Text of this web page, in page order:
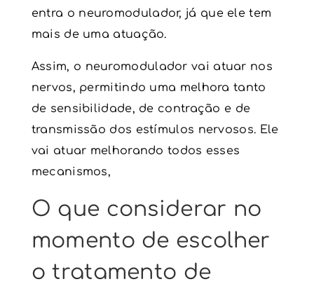
entra o neuromodulador, já que ele tem
mais de uma atuação.
Assim, o neuromoduladorvai atuar nos
nervos, permitindo uma melhora tanto
de sensibilidade, de contração e de
transmissão dos estímulos nervosos. Ele
vai atuar melhorando todos esses
mecanismos,
O que considerar no
momento de escolher
o tratamento de